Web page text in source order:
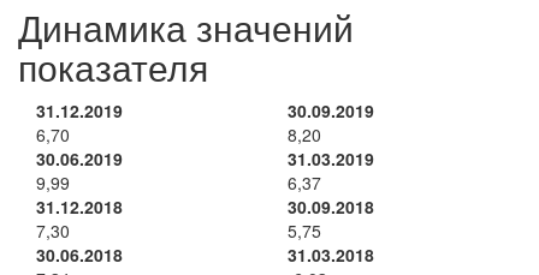
Динамика значений
показателя
31.12.2019
6,70
30.09.2019
8,20
30.06.2019
9,99
31.03.2019
6,37
31.12.2018
7,30
30.09.2018
5,75
30.06.2018
31.03.2018